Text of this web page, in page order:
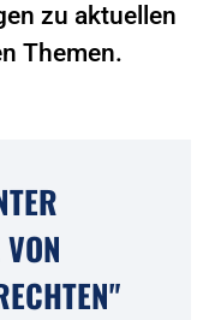
zu aktuellen
Themen.